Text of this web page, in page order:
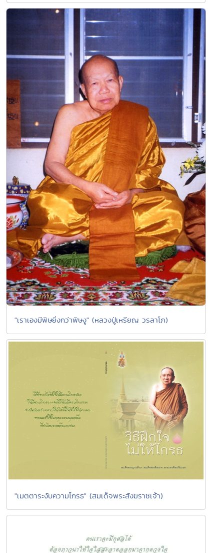
"เราเองมีพิษยิ่งกว่าพิษงู" (หลวงปู่เหรียญ วรลาโภ)
"เมตตาระงับความโกรธ" (สมเด็จพระสังฆราชเจ้า)